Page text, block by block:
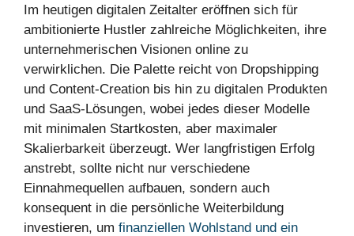
Im heutigen digitalen Zeitalter eröffnen sich für
ambitionierte Hustler zahlreiche Möglichkeiten, ihre
unternehmerischen Visionen online zu
verwirklichen. Die Palette reicht von Dropshipping
und Content-Creation bis hin zu digitalen Produkten
und SaaS-Lösungen, wobei jedes dieser Modelle
mit minimalen Startkosten, aber maximaler
Skalierbarkeit überzeugt. Wer langfristigen Erfolg
anstrebt, sollte nicht nur verschiedene
Einnahmequellen aufbauen, sondern auch
konsequent in die persönliche Weiterbildung
investieren, um finanziellen Wohlstand und ein